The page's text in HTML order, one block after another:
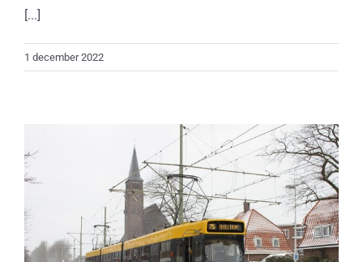
[...]
1 december 2022